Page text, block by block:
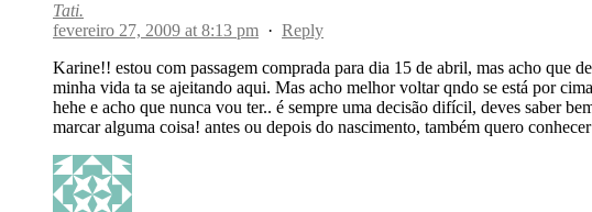
Tati.
fevereiro 27, 2009 at 8:13 pm · Reply
Karine!! estou com passagem comprada para dia 15 de abril, mas acho que
minha vida ta se ajeitando aqui. Mas acho melhor voltar qndo se está por
hehe e acho que nunca vou ter.. é sempre uma decisão difícil, deves saber
marcar alguma coisa! antes ou depois do nascimento, também quero